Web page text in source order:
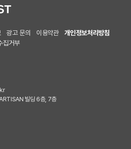
광고 문의 이용약관
개인정보처리방침
집거부
빌딩 6층, 7층